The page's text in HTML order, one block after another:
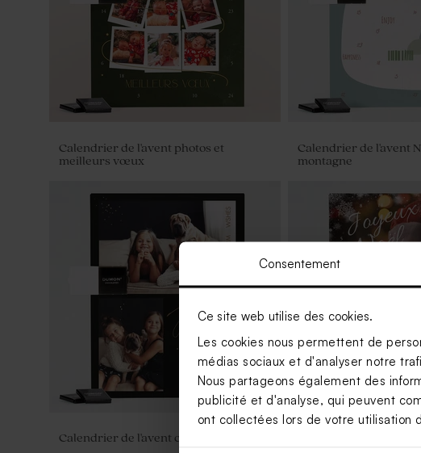
Consentement
Ce site web utilise des cookies.
Les cookies nous permettent de
médias sociaux et d'analyser notre
Nous partageons également des
publicité et d'analyse, qui peuvent
ont collectées lors de votre utilisation
Calendrier de l'avent photos et
meilleurs vœux
Calendrier de l'avent
montagne
Calendrier de l'avent confettis